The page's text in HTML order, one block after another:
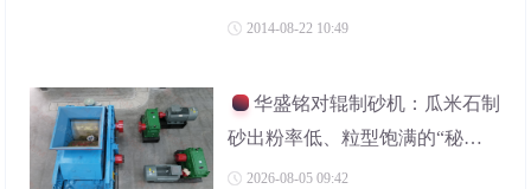
2014-08-22 10:49
华盛铭对辊制砂机：瓜米石制
砂出粉率低、粒型饱满的“秘密
武器”
2026-08-05 09:42